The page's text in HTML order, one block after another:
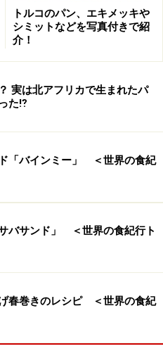
03ｰ5420ｰ1686
セスビル1F 11：30～14：
＜Yahoo!地図＞
だ続きます！
最新の内容をご確認くださ
取材時または記事公開時点で
/2 次のページへ
トルコのパン、エキメッキや
シミットなどを写真付きで紹
介！
実は北アフリカで生まれたパ
た⁉
「バインミー」 ＜世界の食紀
バサンド」 ＜世界の食紀行ト
春巻きのレシピ ＜世界の食紀